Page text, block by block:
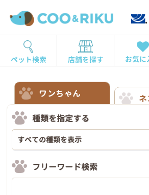
ペット検索 店舗を探す お気に
ワンちゃん
種類を指定する
フリーワード検索